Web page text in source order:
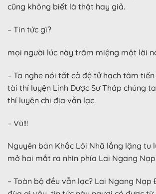
cũng không biết là thật hay giả.
– Tin tức gì?
mọi người lúc này trăm miệng một lời
– Ta nghe nói tất cả đệ tử hạch tâm
tài thí luyện Linh Dược Sư Tháp chúng
thí luyện chi địa vẫn lạc.
– Vù!!!
Nguyên bản Khắc Lôi Nhã lẳng lặng tu
mở hai mắt ra nhìn phía Lai Ngang
– Toàn bộ đều vẫn lạc? Lai Ngang Nạp